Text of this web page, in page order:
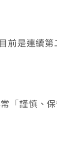
前是連續第
「謹慎、